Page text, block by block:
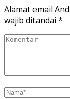
Alamat email
wajib ditandai *